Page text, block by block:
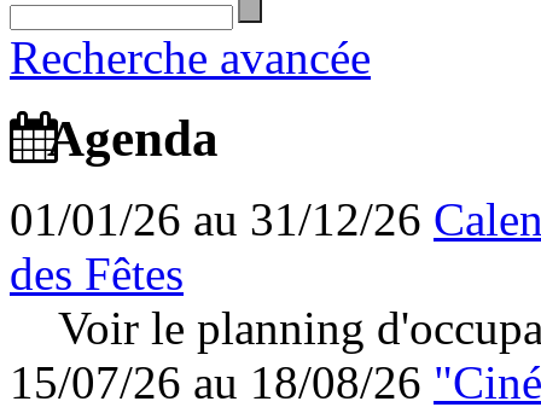
Recherche avancée
Agenda
01/01/26 au 31/12/26
des Fêtes
Voir le planning
15/07/26 au 18/08/26